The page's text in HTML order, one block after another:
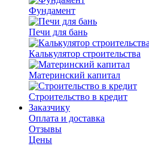
Фундамент
Печи для бань
Калькулятор строительства
Материнский капитал
Строительство в кредит
Заказчику
Оплата и доставка
Отзывы
Цены